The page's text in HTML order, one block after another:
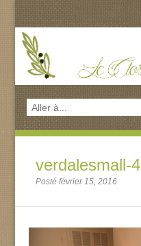
verdalesmall-4
Posté février 15, 2016